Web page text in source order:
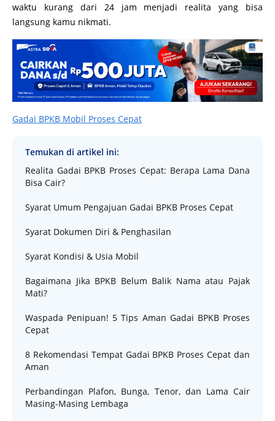
waktu kurang dari 24 jam menjadi realita yang bisa
langsung kamu nikmati.
Gadai BPKB Mobil Proses Cepat
Temukan di artikel ini:
Realita Gadai BPKB Proses Cepat: Berapa Lama Dana
Bisa Cair?
Syarat Umum Pengajuan Gadai BPKB Proses Cepat
Syarat Dokumen Diri & Penghasilan
Syarat Kondisi & Usia Mobil
Bagaimana Jika BPKB Belum Balik Nama atau Pajak
Mati?
Waspada Penipuan! 5 Tips Aman Gadai BPKB Proses
Cepat
8 Rekomendasi Tempat Gadai BPKB Proses Cepat dan
Aman
Perbandingan Plafon, Bunga, Tenor, dan Lama Cair
Masing-Masing Lembaga